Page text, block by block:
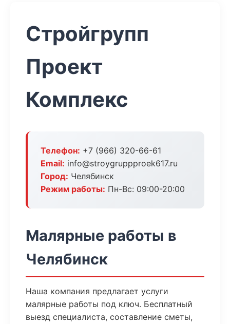
Стройгрупп
Проект
Комплекс
Телефон: +7 (966) 320-66-61
Email: info@stroygruppproek617.ru
Город: Челябинск
Режим работы: Пн-Вс: 09:00-20:00
Малярные работы в
Челябинск
Наша компания предлагает услуги
малярные работы под ключ. Бесплатный
выезд специалиста, составление сметы,